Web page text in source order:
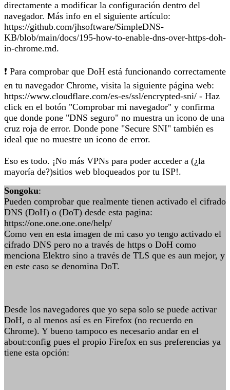
directamente a modificar la configuración dentro del
navegador. Más info en el siguiente artículo:
https://github.com/jhsoftware/SimpleDNS-
KB/blob/main/docs/195-how-to-enable-dns-over-https-doh-
in-chrome.md.
❗️ Para comprobar que DoH está funcionando correctamente
en tu navegador Chrome, visita la siguiente página web:
https://www.cloudflare.com/es-es/ssl/encrypted-sni/ - Haz
click en el botón "Comprobar mi navegador" y confirma
que donde pone "DNS seguro" no muestra un icono de una
cruz roja de error. Donde pone "Secure SNI" también es
ideal que no muestre un icono de error.
Eso es todo. ¡No más VPNs para poder acceder a (¿la
mayoría de?)sitios web bloqueados por tu ISP!.
Songoku:
Pueden comprobar que realmente tienen activado el cifrado
DNS (DoH) o (DoT) desde esta pagina:
https://one.one.one.one/help/
Como ven en esta imagen de mi caso yo tengo activado el
cifrado DNS pero no a través de https o DoH como
menciona Elektro sino a través de TLS que es aun mejor, y
en este caso se denomina DoT.
Desde los navegadores que yo sepa solo se puede activar
DoH, o al menos así es en Firefox (no recuerdo en
Chrome). Y bueno tampoco es necesario andar en el
about:config pues el propio Firefox en sus preferencias ya
tiene esta opción: